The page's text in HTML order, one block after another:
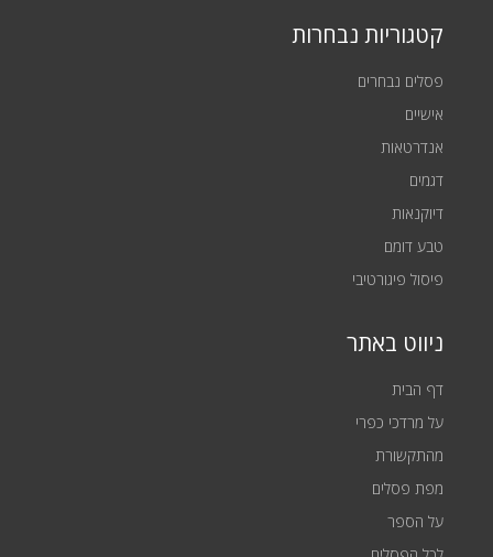
קטגוריות נבחרות
פסלים נבחרים
אישיים
אנדרטאות
דגמים
דיוקנאות
טבע דומם
פיסול פיגורטיבי
ניווט באתר
דף הבית
על מרדכי כפרי
מהתקשורת
מפת פסלים
על הספר